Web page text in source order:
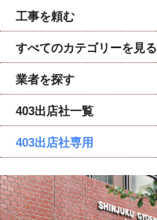
工事を頼む
すべてのカテゴリーを見る
業者を探す
403出店社一覧
403出店社専用